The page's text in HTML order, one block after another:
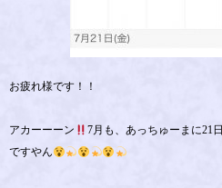
お疲れ様です！！
アカーーーン
7月も、あっちゅーまに21日
ですやん